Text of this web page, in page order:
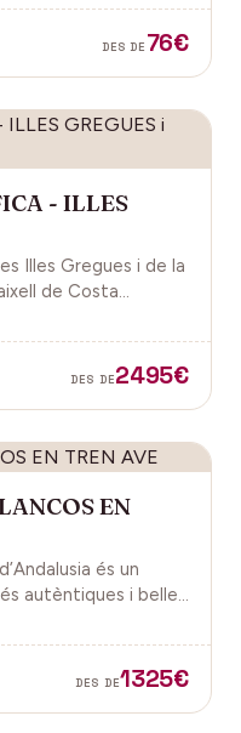
DES DE 76€
- ILLES
Illes Gregues i de la
de Costa
DES DE2495€
EN
és un
autèntiques i belles
DES DE1325€